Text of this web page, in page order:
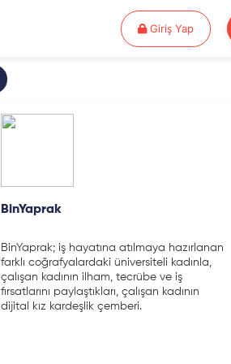
Giriş YapGiriş Yap
BinYaprak
BinYaprak; iş hayatına atılmaya hazırlanan
farklı coğrafyalardaki üniversiteli kadınla,
çalışan kadının ilham, tecrübe ve iş
fırsatlarını paylaştıkları, çalışan kadının
dijital kız kardeşlik çemberi.